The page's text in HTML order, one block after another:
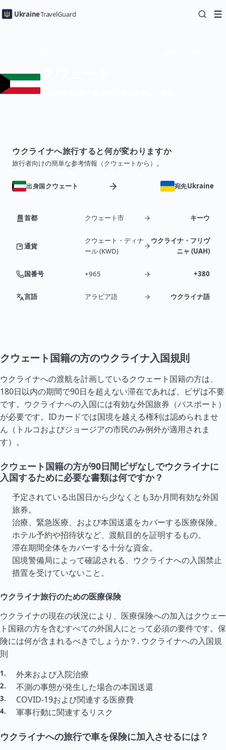
UkraineTravelGuard
ウクライナへ旅行すると何が変わりますか
旅行者向けの簡単な参考情報（クウェートから）。
出身国クウェート 宛先Ukraine
首都 クウェート市 キーウ
通貨
クウェート・ディナ
ール (KWD)
ウクライナ・フリヴ
ニャ (UAH)
国番号 +965 +380
言語 アラビア語 ウクライナ語
クウェート国籍の方のウクライナ入国規則
ウクライナへの渡航を計画しているクウェート国籍の方は、
180日以内の期間で90日を超えない滞在であれば、ビザは不要
です。ウクライナへの入国には有効な外国旅券（パスポート）
が必要です。IDカードでは国境を越える権利は認められませ
ん（ トルコおよびジョージアの市民のみ例外が適用されま
す）。
クウェート国籍の方が90日間ビザなしでウクライナに
入国するために必要な書類は何ですか？
予定されている出国日から少なくとも3か月間有効な外国
旅券。
治療、緊急医療、および本国送還をカバーする医療保険。
ホテル予約や招待状など、渡航目的を証明するもの。
滞在期間全体をカバーする十分な資金。
国境警備局によって確認される、ウクライナへの入国禁止
措置を受けていないこと。
ウクライナ旅行のための医療保険
ウクライナの現在の状況により、医療保険への加入はクウェー
ト国籍の方を含むすべての外国人にとって必須の要件です。保
険には何が含まれるべきでしょうか？. ウクライナへの入国規
則
外来および入院治療
不測の事態が発生した場合の本国送還
COVID-19および関連する医療費
軍事行動に関連するリスク
ウクライナへの旅行で車を保険に加入させるには？